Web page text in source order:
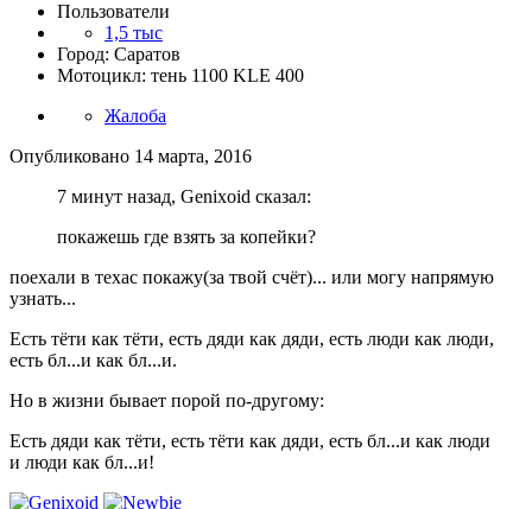
Пользователи
1,5 тыс
Город: Саратов
Мотоцикл: тень 1100 KLE 400
Жалоба
Опубликовано 14 марта, 2016
7 минут назад, Genixoid сказал:
покажешь где взять за копейки?
поехали в техас покажу(за твой счёт)... или могу напрямую
узнать...
Есть тёти как тёти, есть дяди как дяди, есть люди как люди,
есть бл...и как бл...и.
Но в жизни бывает порой по-другому:
Есть дяди как тёти, есть тёти как дяди, есть бл...и как люди
и люди как бл...и!